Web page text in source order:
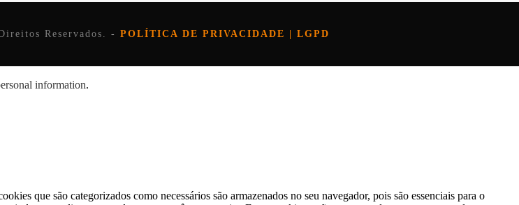
Reservados. - POLÍTICA DE PRIVACIDADE | LGPD
information.
que são categorizados como necessários são armazenados no seu navegador, pois são essenciais para o